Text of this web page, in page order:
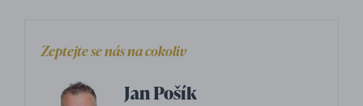
Zeptejte se nás na cokoliv
Jan Pošík